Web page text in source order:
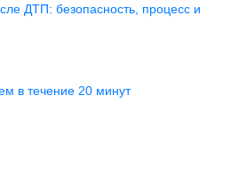
ДТП: безопасность, процесс и
в течение 20 минут